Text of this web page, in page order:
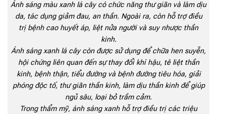
Ánh sáng màu xanh lá cây có chức năng thư giãn và làm dịu
da, tác dụng giảm đau, an thần. Ngoài ra, còn hỗ trợ điều
trị bệnh cao huyết áp, liệt nửa người và suy nhược thần
kinh.
Ánh sáng xanh lá cây còn được sử dụng để chữa hen suyễn,
hội chứng liên quan đến sự thay đổi khí hậu, tê liệt thần
kinh, bệnh thận, tiểu đường và bệnh đường tiêu hóa, giải
phóng độc tố, thư giãn thần kinh, làm dịu thần kinh để giúp
ngủ sâu, loại bỏ trầm cảm.
Trong thẩm mỹ, ánh sáng xanh hỗ trợ điều trị các triệu